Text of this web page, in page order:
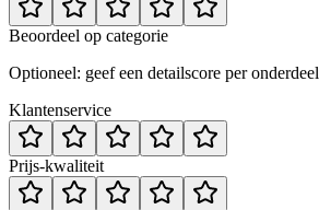
Beoordeel op categorie
Optioneel: geef een detailscore per onderdeel
Klantenservice
Prijs-kwaliteit